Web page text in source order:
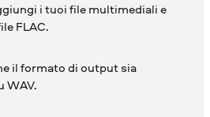
i tuoi file multimediali e
FLAC.
il formato di output sia
WAV.